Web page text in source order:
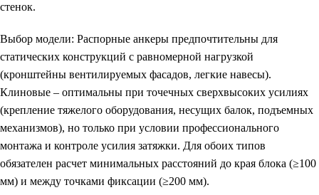
стенок.
Выбор модели: Распорные анкеры предпочтительны для
статических конструкций с равномерной нагрузкой
(кронштейны вентилируемых фасадов, легкие навесы).
Клиновые – оптимальны при точечных сверхвысоких усилиях
(крепление тяжелого оборудования, несущих балок, подъемных
механизмов), но только при условии профессионального
монтажа и контроле усилия затяжки. Для обоих типов
обязателен расчет минимальных расстояний до края блока (≥100
мм) и между точками фиксации (≥200 мм).